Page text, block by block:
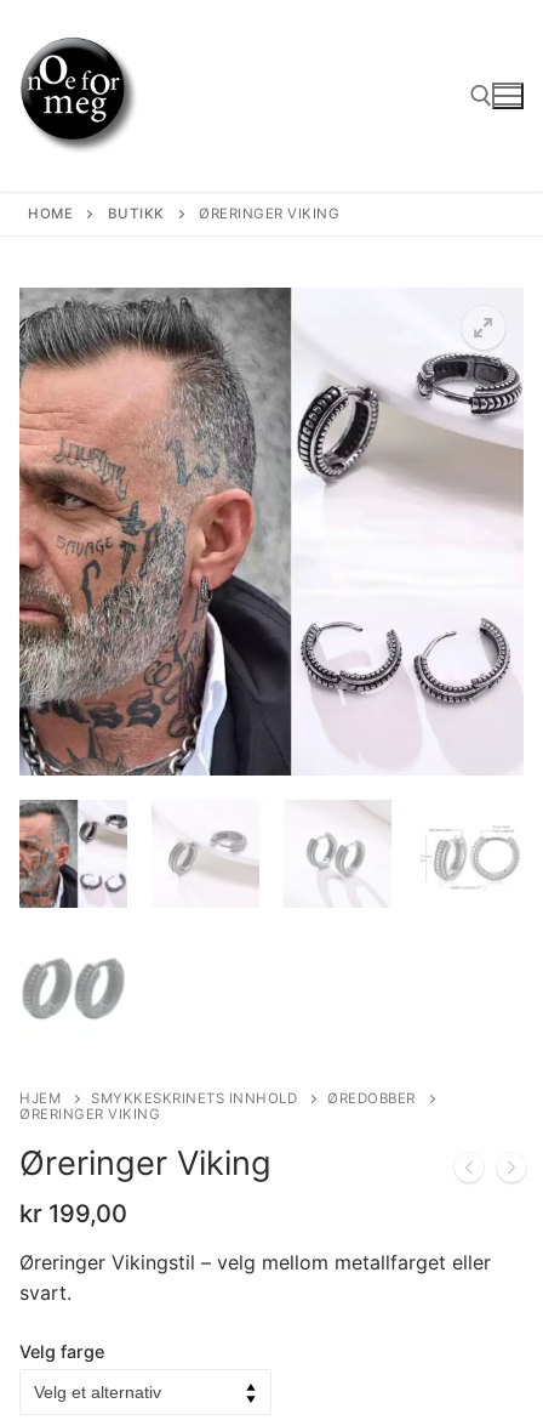
content
HOME BUTIKK ØRERINGER VIKING
HJEM SMYKKESKRINETS INNHOLD
ØREDOBBER
ØRERINGER VIKING
Øreringer Viking
kr 199,00
Øreringer Vikingstil – velg mellom metallfarget eller
svart.
Velg farge